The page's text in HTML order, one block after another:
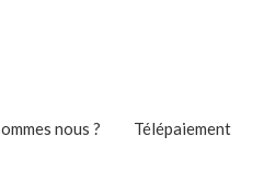
nous ? Télépaiement